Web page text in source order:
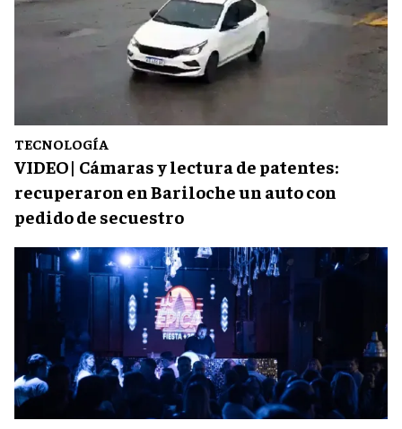
TECNOLOGÍA
VIDEO| Cámaras y lectura de patentes:
recuperaron en Bariloche un auto con
pedido de secuestro